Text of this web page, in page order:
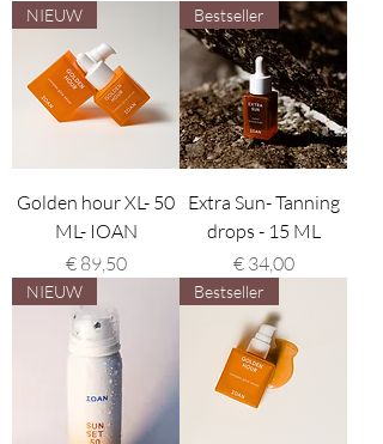
NIEUW
Golden hour XL- 50
ML- IOAN
Prijs
€ 89,50
Bestseller
Extra Sun- Tanning
drops - 15 ML
Prijs
€ 34,00
NIEUW Bestseller